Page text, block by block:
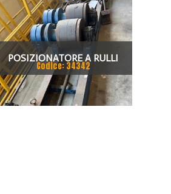
POSIZIONATORE A RULLI
FORME E MOTORIZZATO 30
TON
Codice: 34342